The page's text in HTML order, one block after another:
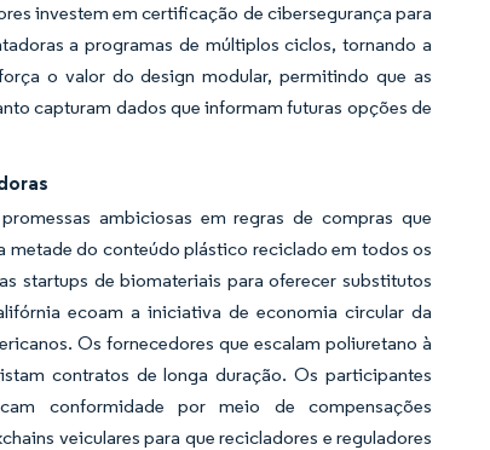
investem em certificação de cibersegurança para
a programas de múltiplos ciclos, tornando a
o valor do design modular, permitindo que as
capturam dados que informam futuras opções de
ambiciosas em regras de compras que
do conteúdo plástico reciclado em todos os
startups de biomateriais para oferecer substitutos
ecoam a iniciativa de economia circular da
Os fornecedores que escalam poliuretano à
contratos de longa duração. Os participantes
conformidade por meio de compensações
veiculares para que recicladores e reguladores